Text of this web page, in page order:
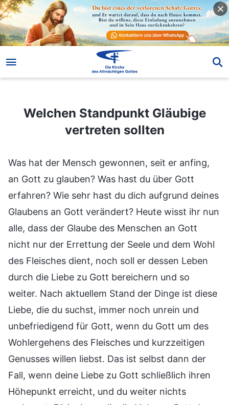
Welchen Standpunkt Gläubige vertreten sollten
Welchen Standpunkt Gläubige
vertreten sollten
Was hat der Mensch gewonnen, seit er anfing,
an Gott zu glauben? Was hast du über Gott
erfahren? Wie sehr hast du dich aufgrund deines
Glaubens an Gott verändert? Heute wisst ihr nun
alle, dass der Glaube des Menschen an Gott
nicht nur der Errettung der Seele und dem Wohl
des Fleisches dient, noch soll er dessen Leben
durch die Liebe zu Gott bereichern und so
weiter. Nach aktuellem Stand der Dinge ist diese
Liebe, die du suchst, immer noch unrein und
unbefriedigend für Gott, wenn du Gott um des
Wohlergehens des Fleisches und kurzzeitigen
Genusses willen liebst. Das ist selbst dann der
Fall, wenn deine Liebe zu Gott schließlich ihren
Höhepunkt erreicht, und du weiter nichts